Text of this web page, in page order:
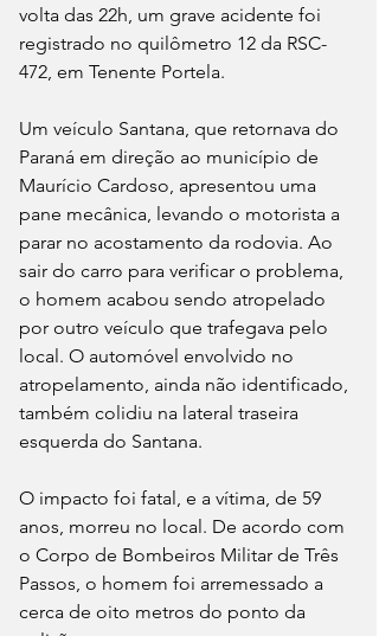
volta das 22h, um grave acidente foi
registrado no quilômetro 12 da RSC-
472, em Tenente Portela.
Um veículo Santana, que retornava do
Paraná em direção ao município de
Maurício Cardoso, apresentou uma
pane mecânica, levando o motorista a
parar no acostamento da rodovia. Ao
sair do carro para verificar o problema,
o homem acabou sendo atropelado
por outro veículo que trafegava pelo
local. O automóvel envolvido no
atropelamento, ainda não identificado,
também colidiu na lateral traseira
esquerda do Santana.
O impacto foi fatal, e a vítima, de 59
anos, morreu no local. De acordo com
o Corpo de Bombeiros Militar de Três
Passos, o homem foi arremessado a
cerca de oito metros do ponto da